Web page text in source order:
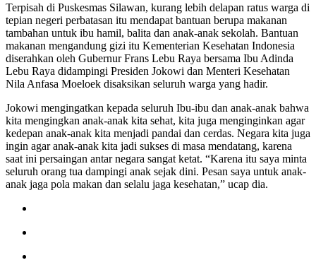
Terpisah di Puskesmas Silawan, kurang lebih delapan ratus warga di
tepian negeri perbatasan itu mendapat bantuan berupa makanan
tambahan untuk ibu hamil, balita dan anak-anak sekolah. Bantuan
makanan mengandung gizi itu Kementerian Kesehatan Indonesia
diserahkan oleh Gubernur Frans Lebu Raya bersama Ibu Adinda
Lebu Raya didampingi Presiden Jokowi dan Menteri Kesehatan
Nila Anfasa Moeloek disaksikan seluruh warga yang hadir.
Jokowi mengingatkan kepada seluruh Ibu-ibu dan anak-anak bahwa
kita mengingkan anak-anak kita sehat, kita juga menginginkan agar
kedepan anak-anak kita menjadi pandai dan cerdas. Negara kita juga
ingin agar anak-anak kita jadi sukses di masa mendatang, karena
saat ini persaingan antar negara sangat ketat. “Karena itu saya minta
seluruh orang tua dampingi anak sejak dini. Pesan saya untuk anak-
anak jaga pola makan dan selalu jaga kesehatan,” ucap dia.